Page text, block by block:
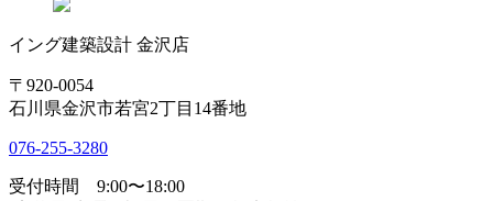
イング建築設計 金沢店
〒920-0054
石川県金沢市若宮2丁目14番地
076-255-3280
受付時間 9:00〜18:00